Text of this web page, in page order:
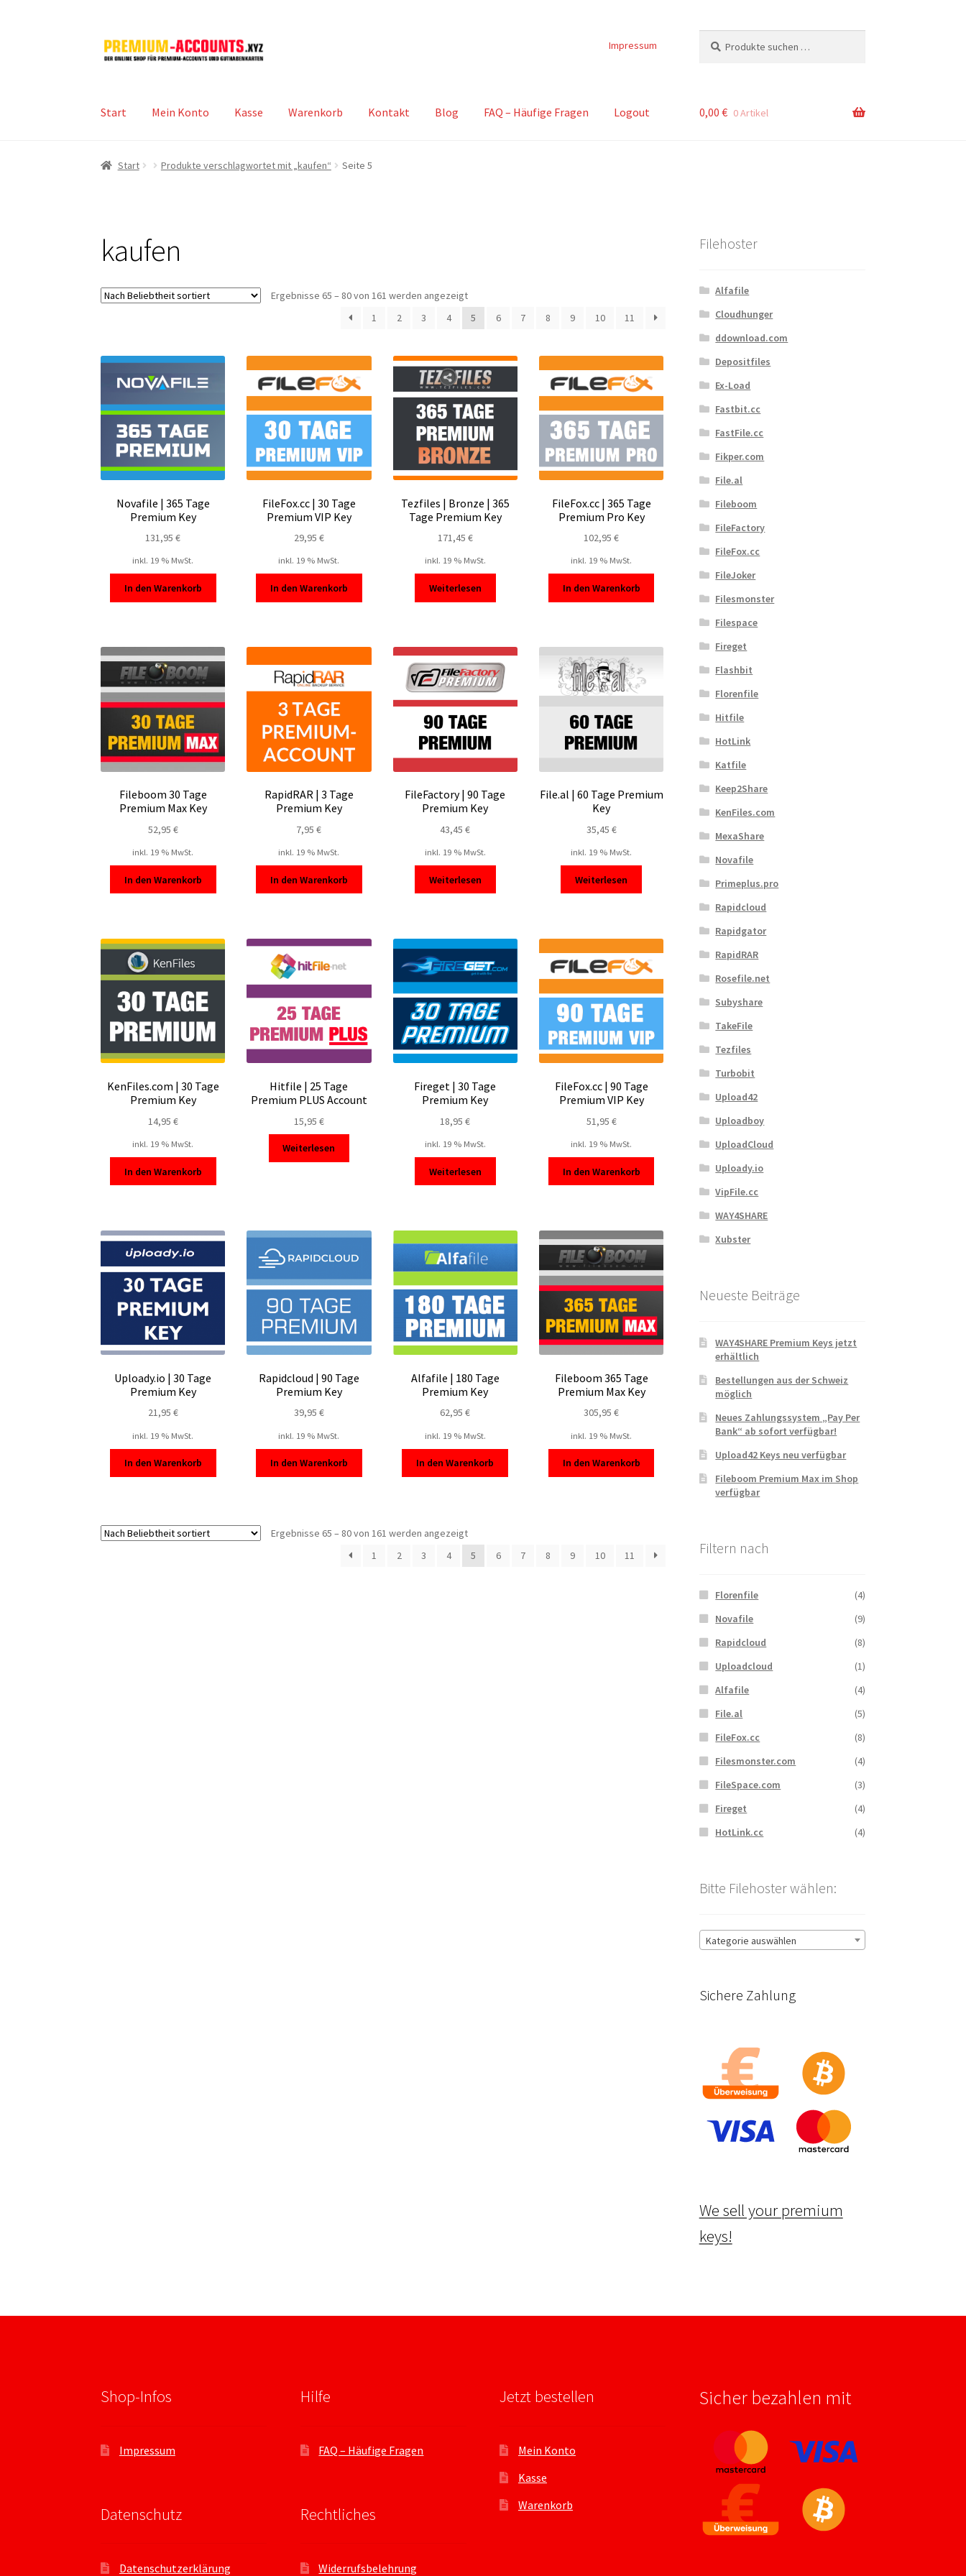
Zur
Navigation
Zum
Inhalt
Impressum
nach:
Start Mein Konto Kasse Warenkorb Kontakt Blog FAQ – Häufige Fragen Logout 0,00 € 0 Artikel
Start Produkte verschlagwortet mit „kaufen“ Seite 5
kaufen
Ergebnisse 65 – 80 von 161 werden angezeigtNach
Beliebtheit
sortiert
1 2 3 4 5 6 7 8 9 10 11
Novafile | 365 Tage
Premium Key
131,95€
inkl. 19 % MwSt.
In den Warenkorb
FileFox.cc | 30 Tage
Premium VIP Key
29,95 €
inkl. 19 % MwSt.
In den Warenkorb
Tezfiles | Bronze | 365
Tage Premium Key
171,45 €
inkl. 19 % MwSt.
Weiterlesen
FileFox.cc | 365 Tage
Premium Pro Key
102,95 €
inkl. 19 % MwSt.
In den Warenkorb
Fileboom 30 Tage
Premium Max Key
52,95 €
inkl. 19 % MwSt.
In den Warenkorb
RapidRAR | 3 Tage
Premium Key
7,95€
inkl. 19 % MwSt.
In den Warenkorb
FileFactory | 90 Tage
Premium Key
43,45€
inkl. 19 % MwSt.
Weiterlesen
File.al | 60 Tage Premium
Key
35,45 €
inkl. 19 % MwSt.
Weiterlesen
KenFiles.com | 30 Tage
Premium Key
14,95 €
inkl. 19 % MwSt.
In den Warenkorb
Hitfile | 25 Tage
Premium PLUS Account
15,95 €
Weiterlesen
Fireget | 30 Tage
Premium Key
18,95€
inkl. 19 % MwSt.
Weiterlesen
FileFox.cc | 90 Tage
Premium VIP Key
51,95 €
inkl. 19 % MwSt.
In den Warenkorb
Uploady.io | 30 Tage
Premium Key
21,95 €
inkl. 19 % MwSt.
In den Warenkorb
Rapidcloud | 90 Tage
Premium Key
39,95 €
inkl. 19 % MwSt.
In den Warenkorb
Alfafile | 180 Tage
Premium Key
62,95€
inkl. 19 % MwSt.
In den Warenkorb
Fileboom 365 Tage
Premium Max Key
305,95 €
inkl. 19 % MwSt.
In den Warenkorb
Ergebnisse 65 – 80 von 161 werden angezeigtNach
Beliebtheit
sortiert
1 2 3 4 5 6 7 8 9 10 11
Filehoster
Alfafile
Cloudhunger
ddownload.com
Depositfiles
Ex-Load
Fastbit.cc
FastFile.cc
Fikper.com
File.al
Fileboom
FileFactory
FileFox.cc
FileJoker
Filesmonster
Filespace
Fireget
Flashbit
Florenfile
Hitfile
HotLink
Katfile
Keep2Share
KenFiles.com
MexaShare
Novafile
Primeplus.pro
Rapidcloud
Rapidgator
RapidRAR
Rosefile.net
Subyshare
TakeFile
Tezfiles
Turbobit
Upload42
Uploadboy
UploadCloud
Uploady.io
VipFile.cc
WAY4SHARE
Xubster
Neueste Beiträge
WAY4SHARE Premium Keys jetzt
erhältlich
Bestellungen aus der Schweiz
möglich
Neues Zahlungssystem „Pay Per
Bank“ ab sofort verfügbar!
Upload42 Keys neu verfügbar
Fileboom Premium Max im Shop
verfügbar
Filtern nach
Florenfile
(4)
Novafile
(9)
Rapidcloud
(8)
Uploadcloud
(1)
Alfafile
(4)
File.al
(5)
FileFox.cc
(8)
Filesmonster.com
(4)
FileSpace.com
(3)
Fireget
(4)
HotLink.cc
(4)
Bitte Filehoster wählen:
Kategorie auswählen
Sichere Zahlung
We sell your premium
keys!
Shop-Infos
Impressum
Datenschutz
Datenschutzerklärung
Hilfe
FAQ – Häufige Fragen
Rechtliches
Widerrufsbelehrung
Jetzt bestellen
Mein Konto
Kasse
Warenkorb
Sicher bezahlen mit